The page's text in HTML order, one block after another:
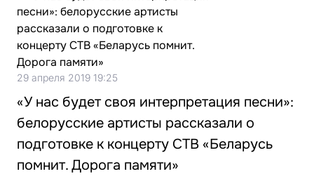
29 апреля 2019 19:25
«У нас будет своя интерпретация песни»:
белорусские артисты рассказали о
подготовке к концерту СТВ «Беларусь
помнит. Дорога памяти»